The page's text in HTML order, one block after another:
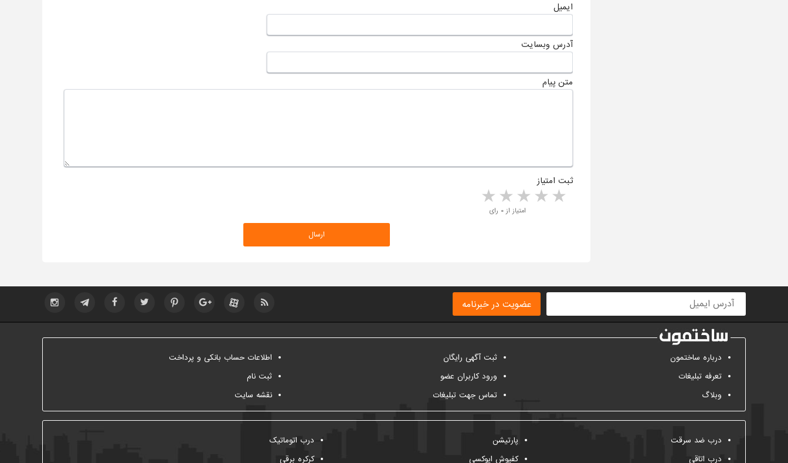
ایمیل
آدرس وبسایت
متن پیام
ثبت امتیاز
4 stars 3 stars 2 stars 1 star امتیاز از ۰ رای
عضویت در خبرنامه
درباره ساختمون
تعرفه تبلیغات
وبلاگ
ثبت آگهی رایگان
ورود کاربران عضو
تماس جهت تبلیغات
اطلاعات حساب بانکی و پرداخت
ثبت نام
نقشه سایت
درب ضد سرقت
درب اتاقی
پارتیشن
کفپوش اپوکسی
درب اتوماتیک
کرکره برقی